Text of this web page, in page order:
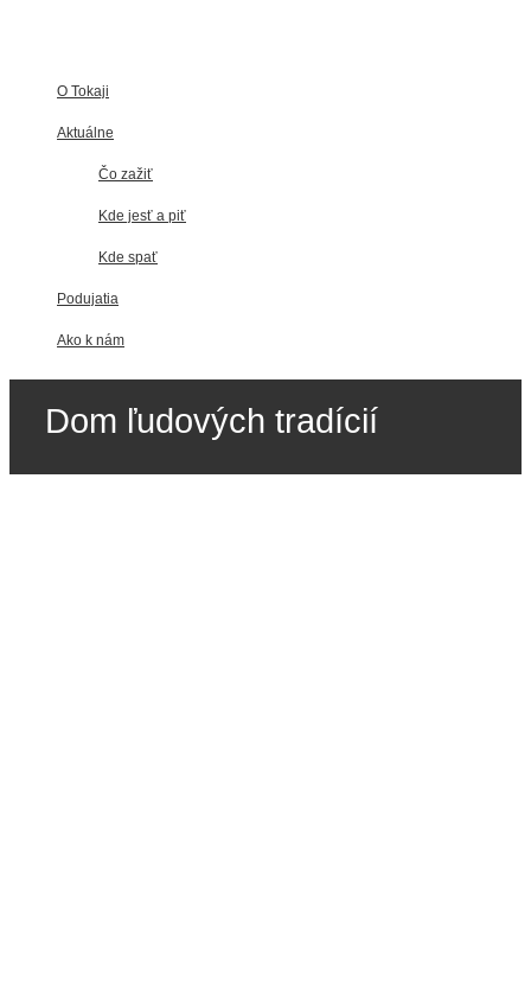
O Tokaji
Aktuálne
Čo zažiť
Kde jesť a piť
Kde spať
Podujatia
Ako k nám
Dom ľudových tradícií